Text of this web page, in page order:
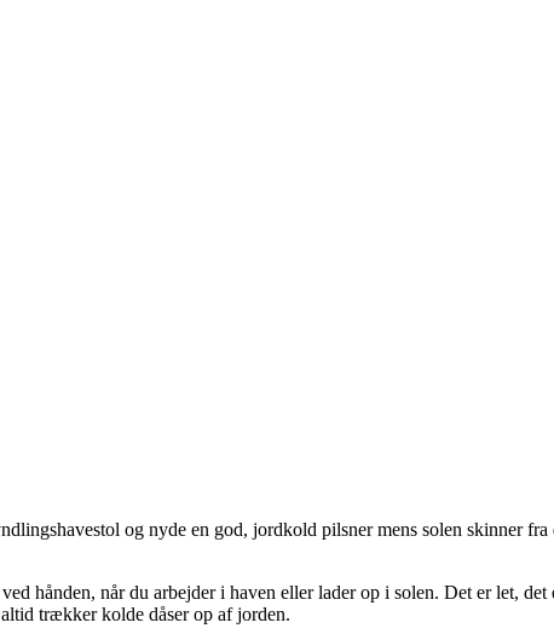
og nyde en god, jordkold pilsner mens solen skinner
hånden, når du arbejder i haven eller lader op i solen. Det er let,
trækker kolde dåser op af jorden.